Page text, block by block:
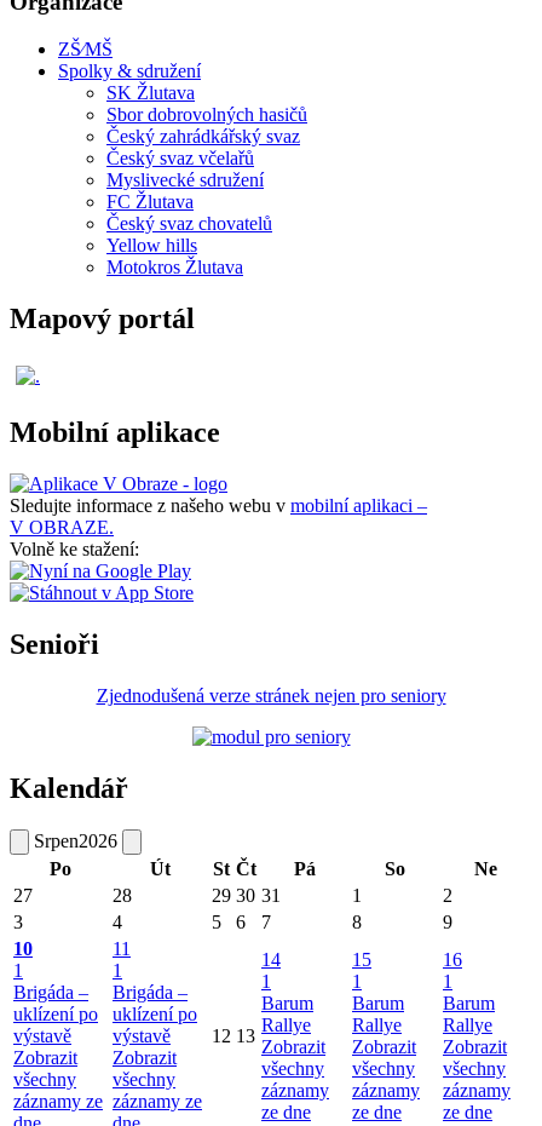
ZŠ⁄MŠ
Spolky & sdružení
SK Žlutava
Sbor dobrovolných hasičů
Český zahrádkářský svaz
Český svaz včelařů
Myslivecké sdružení
FC Žlutava
Český svaz chovatelů
Yellow hills
Motokros Žlutava
Mapový portál
Mobilní aplikace
Sledujte informace z našeho webu v mobilní aplikaci –
V OBRAZE.
Volně ke stažení:
Senioři
Zjednodušená verze stránek nejen pro seniory
Kalendář
Srpen2026
Po
Út St Čt Pá So
Ne
27
28 29 30 31 1
2
3
4 5 6 7 8
9
10
1
Brigáda –
uklízení po
výstavě
Zobrazit
všechny
záznamy ze
11
1
Brigáda –
uklízení po
výstavě
Zobrazit
všechny
záznamy ze
12 13
14
1
Barum
Rallye
Zobrazit
všechny
záznamy
ze dne
15
1
Barum
Rallye
Zobrazit
všechny
záznamy
ze dne
16
1
Barum
Rallye
Zobrazit
všechny
záznamy
ze dne